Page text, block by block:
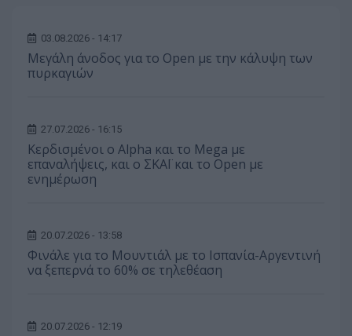
03.08.2026 - 14:17
Μεγάλη άνοδος για το Open με την κάλυψη των
πυρκαγιών
27.07.2026 - 16:15
Κερδισμένοι ο Alpha και το Mega με
επαναλήψεις, και ο ΣΚΑΪ και το Open με
ενημέρωση
20.07.2026 - 13:58
Φινάλε για το Μουντιάλ με το Ισπανία-Αργεντινή
να ξεπερνά το 60% σε τηλεθέαση
20.07.2026 - 12:19